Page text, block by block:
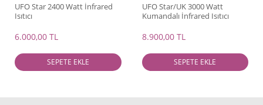
UFO Star 2400 Watt İnfrared
Isıtıcı
6.000,00 TL
SEPETE EKLE
UFO Star/UK 3000 Watt
Kumandalı İnfrared Isıtıcı
8.900,00 TL
SEPETE EKLE